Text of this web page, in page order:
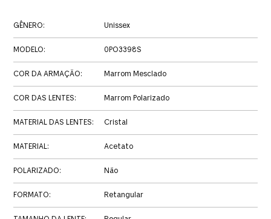
GÊNERO: Unissex
MODELO: 0PO3398S
COR DA ARMAÇÃO: Marrom Mesclado
COR DAS LENTES: Marrom Polarizado
MATERIAL DAS LENTES: Cristal
MATERIAL: Acetato
POLARIZADO: Não
FORMATO: Retangular